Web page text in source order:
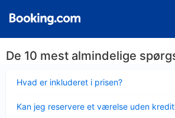
De 10 mest almindelige
Hvad er inkluderet i prisen?
Kan jeg reservere et værelse uden